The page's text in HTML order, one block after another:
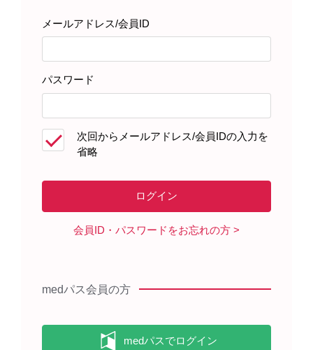
患者さんサポート資材
からご注文いただけます。
スーグラ錠25mg，50mgを服薬さ
れる患者さんへ（2025年8月）
メールアドレス/会員ID
パスワード
次回からメールアドレス/会員IDの入力を
省略
会員ID・パスワードをお忘れの方
medパス会員の方